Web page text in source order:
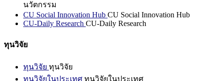
นวัตกรรม
CU Social Innovation Hub CU Social Innovation Hub
CU-Daily Research CU-Daily Research
ทุนวิจัย
ทุนวิจัย ทุนวิจัย
ทุนวิจัยในประเทศ ทุนวิจัยในประเทศ